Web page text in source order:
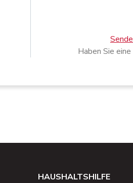
Haben Sie
HAUSHALTSHILFE